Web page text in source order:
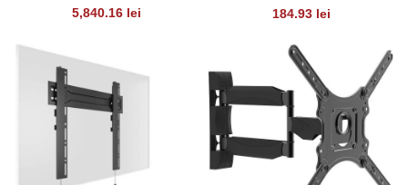
5,840.16 lei 184.93 lei